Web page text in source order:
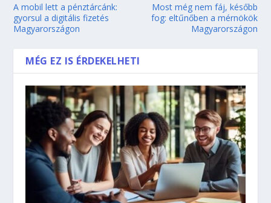
A mobil lett a pénztárcánk:
gyorsul a digitális fizetés
Magyarországon
Most még nem fáj, később
fog: eltűnőben a mérnökök
Magyarországon
MÉG EZ IS ÉRDEKELHETI